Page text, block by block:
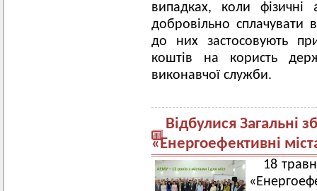
випадках, коли
добровільно сплачувати
до них застосовують
коштів на користь
виконавчої служби.
Відбулися Загальні
«Енергоефективні
18